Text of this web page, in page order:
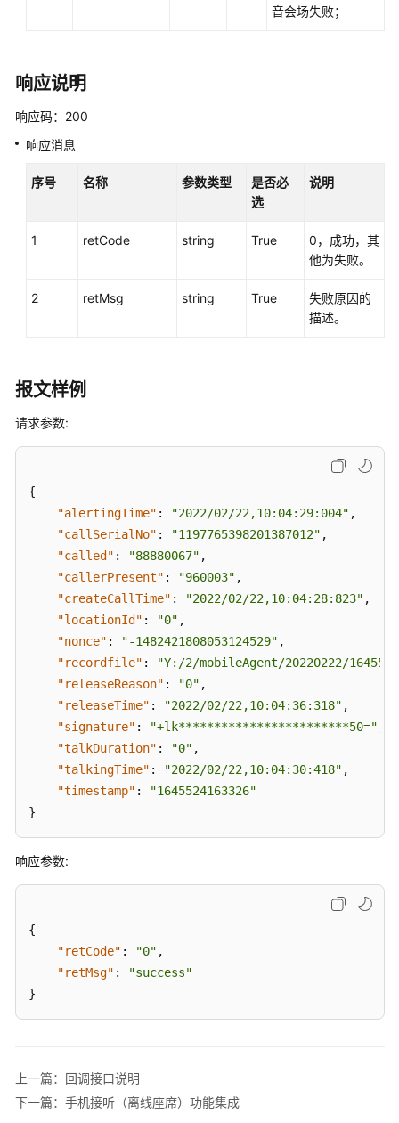
知
（V1.0.0）
（createVoiceNotification）
建
通
（createVoiceNotification）
说
明
释
放
回
调
接
口
手
机
接
席）
集
管
理
音会场失败；
响应说明
响应码：200
响应消息
序号 名称 参数类型
是否必
选
说明
1 retCode string True
0，成功，其
他为失败。
2 retMsg string True
失败原因的
描述。
报文样例
请求参数:
{
"alertingTime" : "2022/02/22,10:04:29:004" ,
"callSerialNo" : "1197765398201387012" ,
"called" : "88880067" ,
"callerPresent" : "960003" ,
"createCallTime" : "2022/02/22,10:04:28:823" ,
"locationId" : "0" ,
"nonce" : "-1482421808053124529" ,
"recordfile" :
"Y:/2/mobileAgent/20220222/
"releaseReason" : "0" ,
"releaseTime" : "2022/02/22,10:04:36:318" ,
"signature" : "+lk************************50="
"talkDuration" : "0" ,
"talkingTime" : "2022/02/22,10:04:30:418" ,
"timestamp" :
"1645524163326"
}
响应参数:
{
"retCode" : "0" ,
"retMsg" :
"success"
}
上一篇：回调接口说明
下一篇：手机接听（离线座席）功能集成